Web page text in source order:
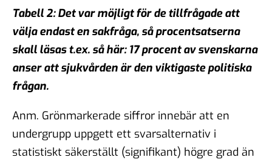
Tabell 2: Det var möjligt för de tillfrågade att
välja endast en sakfråga, så procentsatserna
skall läsas t.ex. så här: 17 procent av svenskarna
anser att sjukvården är den viktigaste politiska
frågan.
Anm. Grönmarkerade siffror innebär att en
undergrupp uppgett ett svarsalternativ i
statistiskt säkerställt (signifikant) högre grad än